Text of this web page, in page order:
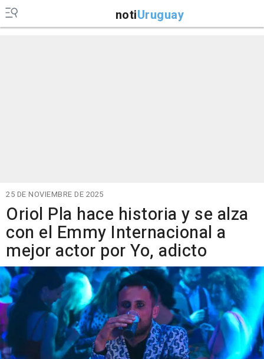
notiUruguay
25 DE NOVIEMBRE DE 2025
Oriol Pla hace historia y se alza
con el Emmy Internacional a
mejor actor por Yo, adicto